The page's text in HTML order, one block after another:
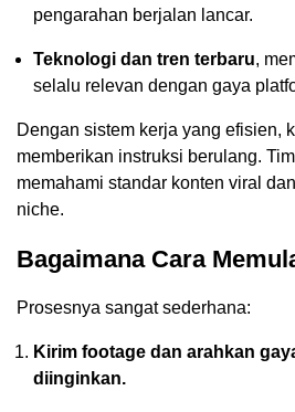
pengarahan berjalan lancar.
Teknologi dan tren terbaru,
selalu relevan dengan gaya
Dengan sistem kerja yang efisien,
memberikan instruksi berulang.
memahami standar konten viral
niche.
Bagaimana Cara
Prosesnya sangat sederhana:
Kirim footage dan arahkan
diinginkan.